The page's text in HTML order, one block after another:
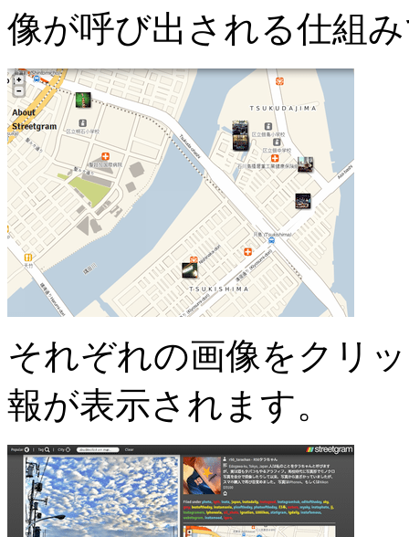
像が呼び出される仕組
それぞれの画像をクリ
報が表示されます。